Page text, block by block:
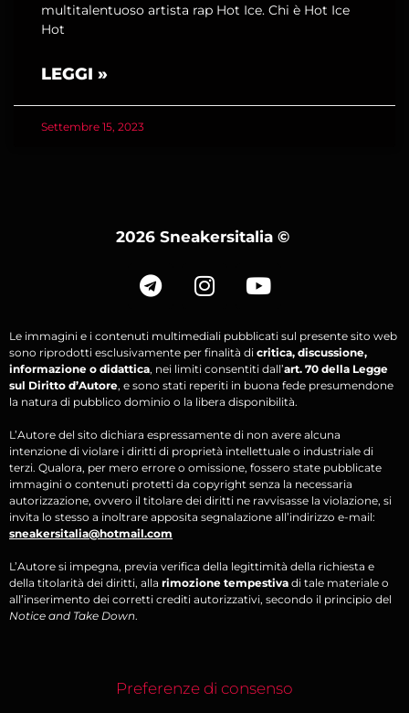
multitalentuoso artista rap Hot Ice. Chi è Hot Ice
Hot
LEGGI »
Settembre 15, 2023
2026 Sneakersitalia ©
Le immagini e i contenuti multimediali pubblicati sul presente sito web
sono riprodotti esclusivamente per finalità di critica, discussione,
informazione o didattica, nei limiti consentiti dall’art. 70 della Legge
sul Diritto d’Autore, e sono stati reperiti in buona fede presumendone
la natura di pubblico dominio o la libera disponibilità.
L’Autore del sito dichiara espressamente di non avere alcuna
intenzione di violare i diritti di proprietà intellettuale o industriale di
terzi. Qualora, per mero errore o omissione, fossero state pubblicate
immagini o contenuti protetti da copyright senza la necessaria
autorizzazione, ovvero il titolare dei diritti ne ravvisasse la violazione, si
invita lo stesso a inoltrare apposita segnalazione all’indirizzo e-mail:
sneakersitalia@hotmail.com
L’Autore si impegna, previa verifica della legittimità della richiesta e
della titolarità dei diritti, alla rimozione tempestiva di tale materiale o
all’inserimento dei corretti crediti autorizzativi, secondo il principio del
Notice and Take Down.
Preferenze di consenso